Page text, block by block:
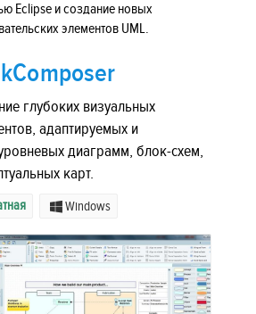
Eclipse и создание новых
элементов UML.
глубоких визуальных
адаптируемых и
диаграмм, блок-схем,
карт.
Windows